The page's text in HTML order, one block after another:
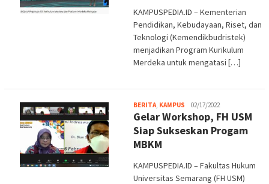
KAMPUSPEDIA.ID – Kementerian
Pendidikan, Kebudayaan, Riset, dan
Teknologi (Kemendikbudristek)
menjadikan Program Kurikulum
Merdeka untuk mengatasi […]
BERITA, KAMPUS admin
02/17/2022
Gelar Workshop, FH USM
Siap Sukseskan Progam
MBKM
KAMPUSPEDIA.ID – Fakultas Hukum
Universitas Semarang (FH USM)